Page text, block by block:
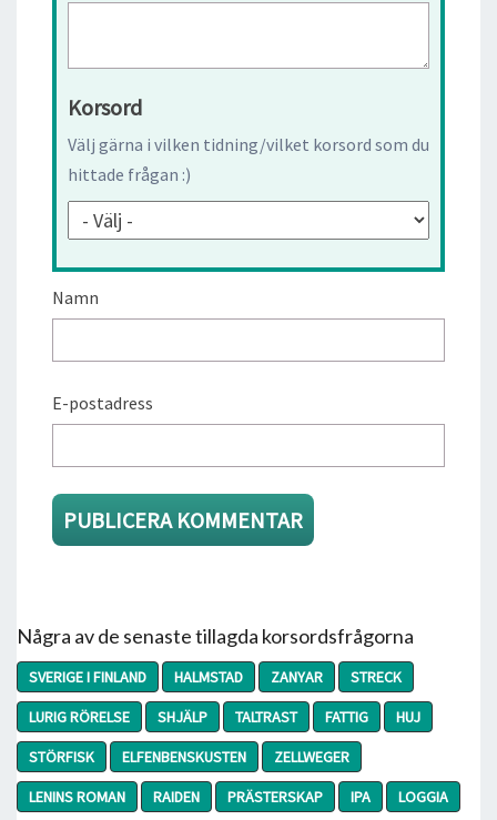
Korsord
Välj gärna i vilken tidning/vilket korsord som du
hittade frågan :)
Namn
E-postadress
Några av de senaste tillagda korsordsfrågorna
SVERIGE I FINLAND HALMSTAD ZANYAR
STRECK
LURIG RÖRELSE
SHJÄLP TALTRAST FATTIG
HUJ
STÖRFISK
ELFENBENSKUSTEN
ZELLWEGER
LENINS ROMAN
RAIDEN PRÄSTERSKAP IPA
LOGGIA